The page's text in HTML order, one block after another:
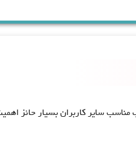
سایر کاربران بسیار حائز